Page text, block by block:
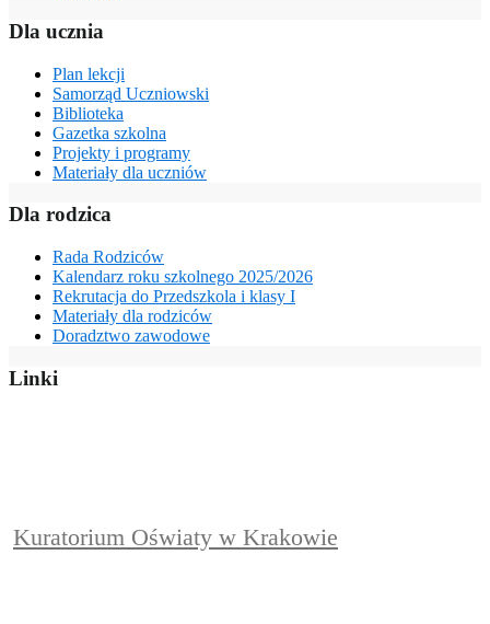
Dla ucznia
Plan lekcji
Samorząd Uczniowski
Biblioteka
Gazetka szkolna
Projekty i programy
Materiały dla uczniów
Dla rodzica
Rada Rodziców
Kalendarz roku szkolnego 2025/2026
Rekrutacja do Przedszkola i klasy I
Materiały dla rodziców
Doradztwo zawodowe
Linki
Kuratorium Oświaty w Krakowie